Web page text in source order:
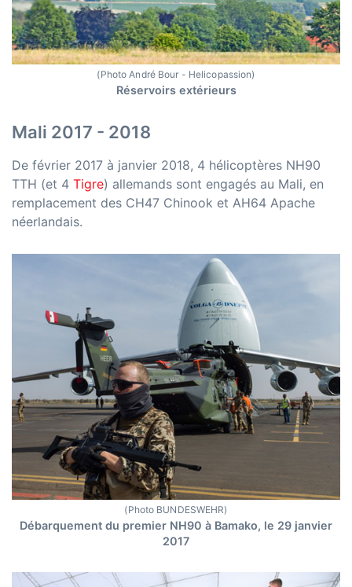
(Photo André Bour - Helicopassion)
Réservoirs extérieurs
Mali 2017 - 2018
De février 2017 à janvier 2018, 4 hélicoptères NH90
TTH (et 4 Tigre) allemands sont engagés au Mali, en
remplacement des CH47 Chinook et AH64 Apache
néerlandais.
(Photo BUNDESWEHR)
Débarquement du premier NH90 à Bamako, le 29 janvier
2017